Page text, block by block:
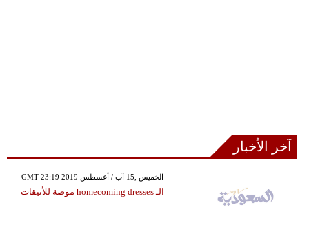
آخر الأخبار
GMT 23:19 2019 الخميس ,15 آب / أغسطس
الـ homecoming dresses موضة للأنيقات